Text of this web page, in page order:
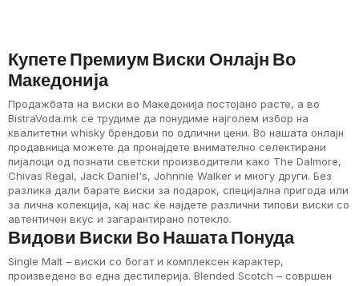
Купете Премиум Виски Онлајн Во
Македонија
Продажбата на виски во Македонија постојано расте, а во
BistraVoda.mk се трудиме да понудиме најголем избор на
квалитетни whisky брендови по одлични цени. Во нашата онлајн
продавница можете да пронајдете внимателно селектирани
пијалоци од познати светски производители како The Dalmore,
Chivas Regal, Jack Daniel's, Johnnie Walker и многу други. Без
разлика дали барате виски за подарок, специјална пригода или
за лична колекција, кај нас ќе најдете различни типови виски со
автентичен вкус и загарантирано потекло.
Видови Виски Во Нашата Понуда
Single Malt – виски со богат и комплексен карактер,
произведено во една дестилерија. Blended Scotch – совршен